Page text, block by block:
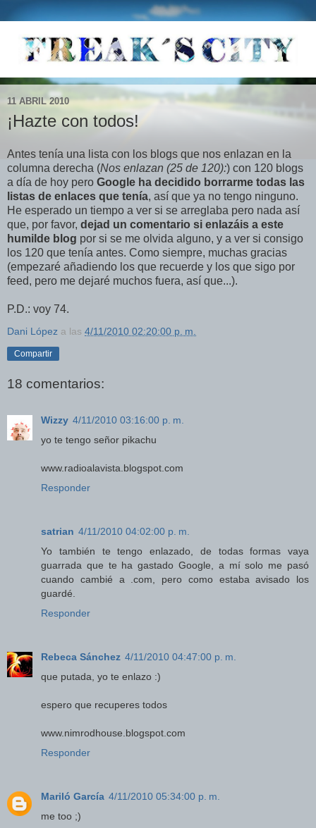
11 ABRIL 2010
¡Hazte con todos!
Antes tenía una lista con los blogs que nos enlazan en la
columna derecha (Nos enlazan (25 de 120):) con 120 blogs
a día de hoy pero Google ha decidido borrarme todas las
listas de enlaces que tenía, así que ya no tengo ninguno.
He esperado un tiempo a ver si se arreglaba pero nada así
que, por favor, dejad un comentario si enlazáis a este
humilde blog por si se me olvida alguno, y a ver si consigo
los 120 que tenía antes. Como siempre, muchas gracias
(empezaré añadiendo los que recuerde y los que sigo por
feed, pero me dejaré muchos fuera, así que...).
P.D.: voy 74.
Dani López a las 4/11/2010 02:20:00 p. m.
Compartir
18 comentarios:
Wizzy 4/11/2010 03:16:00 p. m.
yo te tengo señor pikachu
www.radioalavista.blogspot.com
Responder
satrian 4/11/2010 04:02:00 p. m.
Yo también te tengo enlazado, de todas formas vaya
guarrada que te ha gastado Google, a mí solo me pasó
cuando cambié a .com, pero como estaba avisado los
guardé.
Responder
Rebeca Sánchez 4/11/2010 04:47:00 p. m.
que putada, yo te enlazo :)
espero que recuperes todos
www.nimrodhouse.blogspot.com
Responder
Mariló García 4/11/2010 05:34:00 p. m.
me too ;)